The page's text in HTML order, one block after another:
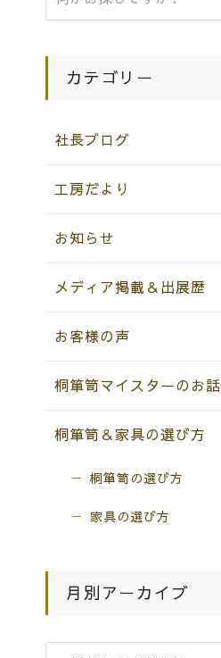
カテゴリー
社長ブログ
工房だより
お知らせ
メディア掲載＆出展歴
お客様の声
桐箪笥マイスターのお話
桐箪笥＆家具の選び方
桐箪笥の選び方
家具の選び方
月別アーカイブ